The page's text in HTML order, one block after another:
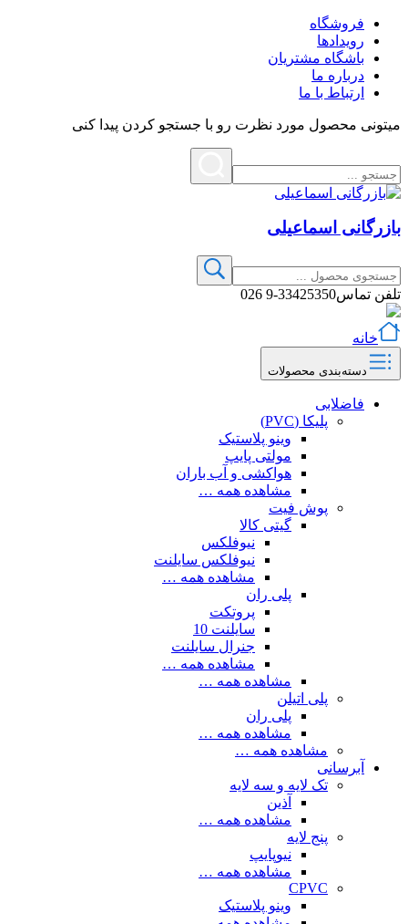
فروشگاه
رویدادها
باشگاه مشتریان
درباره ما
ارتباط با ما
میتونی محصول مورد نظرت رو با جستجو کردن پیدا کنی
بازرگانی اسماعیلی
تلفن تماس33425350-9 026
خانه
دسته‌بندی محصولات
فاضلابی
پلیکا (PVC)
وینو پلاستیک
مولتی پایپ
هواکشی و آب باران
مشاهده همه …
پوش فیت
گیتی کالا
نیوفلکس
نیوفلکس سایلنت
مشاهده همه …
پلی ران
پروتکت
سایلنت 10
جنرال سایلنت
مشاهده همه …
مشاهده همه …
پلی اتیلن
پلی ران
مشاهده همه …
مشاهده همه …
آبرسانی
تک لایه و سه لایه
آذین
مشاهده همه …
پنج لایه
نیوپایپ
مشاهده همه …
CPVC
وینو پلاستیک